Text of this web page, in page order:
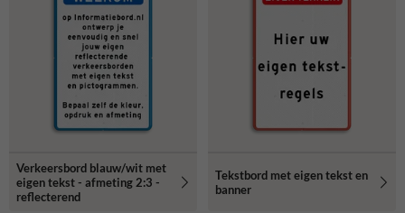
Verkeersbord blauw/wit met
eigen tekst - afmeting 2:3 -
reflecterend
Tekstbord met eigen tekst en
banner